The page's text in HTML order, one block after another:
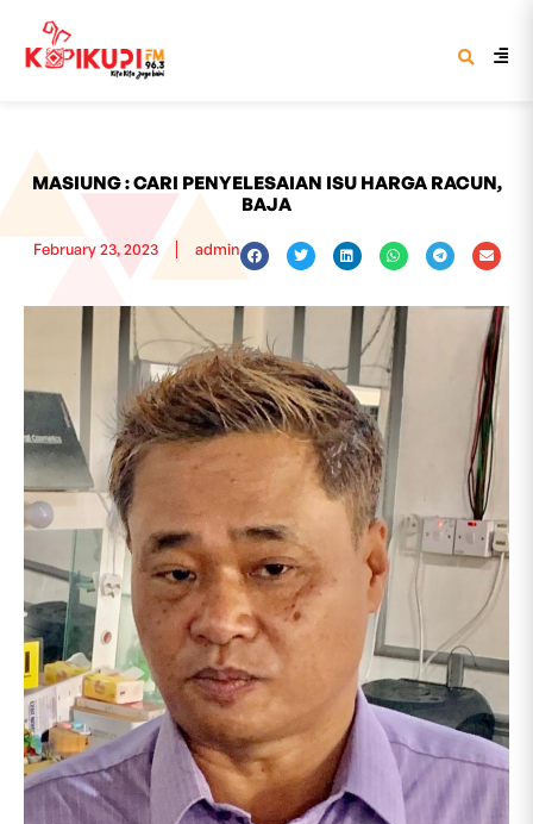
MASIUNG : CARI PENYELESAIAN ISU HARGA RACUN,
BAJA
February 23, 2023 admin